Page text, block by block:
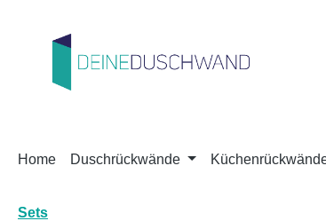
Home Duschrückwände
Sets